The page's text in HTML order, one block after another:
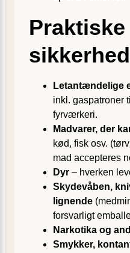
Praktiske
Letantændelige
inkl. gaspatroner
fyrværkeri.
Madvarer, der
kød, fisk osv.
mad accepteres
Dyr – hverken
Skydevåben,
lignende
forsvarligt
Narkotika og
Smykker,